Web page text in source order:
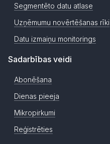
Segmentēto datu atlase
Uzņēmumu novērtēšanas rīki
Datu izmaiņu monitorings
Sadarbības veidi
Abonēšana
Dienas pieeja
Mikropirkumi
Reģistrēties